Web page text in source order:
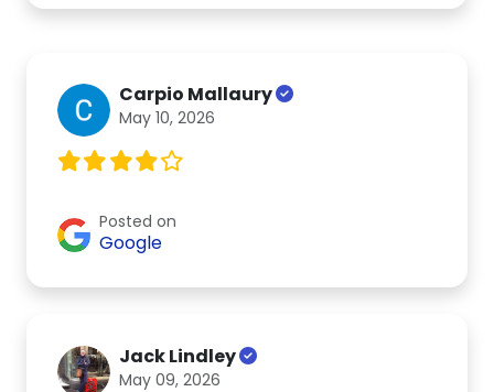
Carpio Mallaury
May 10, 2026
Posted on
Google
Jack Lindley
May 09, 2026